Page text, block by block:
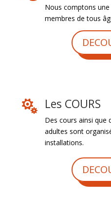
Nous comptons
membres de tous
 Les COURS
Des cours ainsi que
adultes sont
installations.